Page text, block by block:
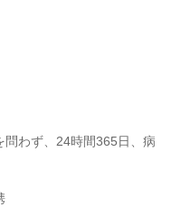
問わず、24時間365日、病